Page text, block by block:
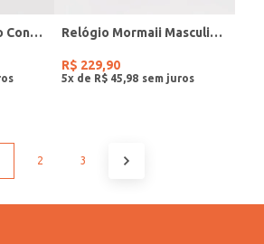
Relógio + Acessório Condor Feminino PRATA Relógio Mormaii Masculino PRETO
R$ 229,90
5x de R$ 45 98
2 3